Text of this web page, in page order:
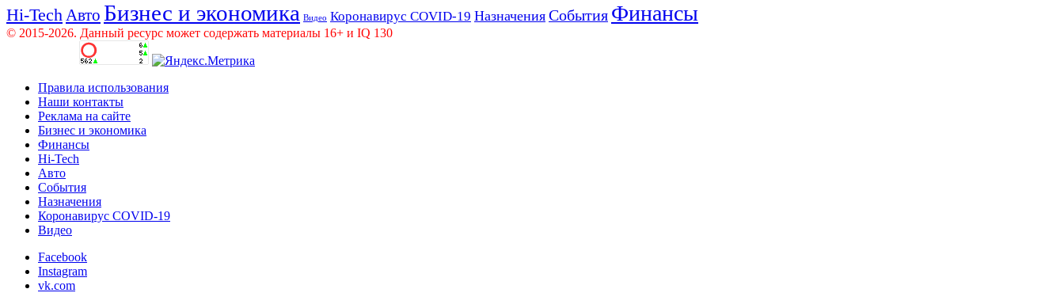
Hi-Tech Авто Бизнес и экономика Видео Коронавирус COVID-19 Назначения События Финансы
© 2015-2026. Данный ресурс может содержать материалы 16+ и IQ 130
Правила использования
Наши контакты
Реклама на сайте
Бизнес и экономика
Финансы
Hi-Tech
Авто
События
Назначения
Коронавирус COVID-19
Видео
Facebook
Instagram
vk.com